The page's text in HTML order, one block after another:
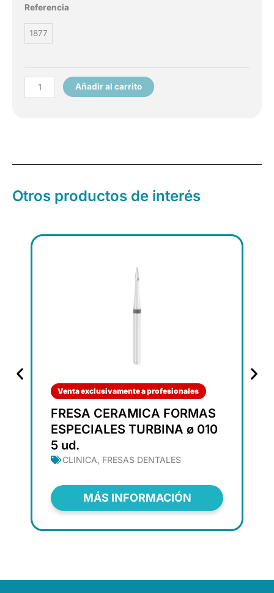
Referencia
1877
Kit
pulido
de
cantidad
Añadir al carrito
Otros productos de interés
Venta exclusivamente a profesionales
FRESA CERAMICA FORMAS
ESPECIALES TURBINA ø 010
5 ud.
CLINICA FRESAS DENTALES
MÁS INFORMACIÓN